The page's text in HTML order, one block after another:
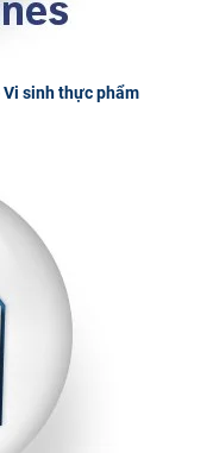
Vi sinh thực phẩm